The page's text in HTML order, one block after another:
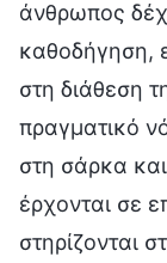
άνθρωπος
καθοδήγηση,
στη διάθεση
πραγματικό
στη σάρκα
έρχονται σε
στηρίζονται